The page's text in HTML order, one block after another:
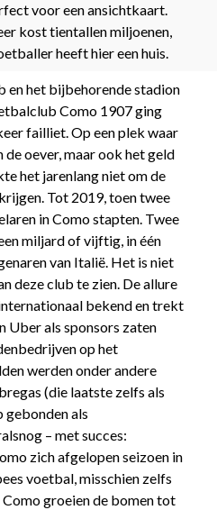
voor een ansichtkaart.
kost tientallen miljoenen,
heeft hier een huis.
en het bijbehorende stadion
Como 1907 ging
failliet. Op een plek waar
oever, maar ook het geld
het jarenlang niet om de
Tot 2019, toen twee
in Como stapten. Twee
miljard of vijftig, in één
van Italië. Het is niet
deze club te zien. De allure
bekend en trekt
Uber als sponsors zaten
op het
werden onder andere
(die laatste zelfs als
gebonden als
– met succes:
zich afgelopen seizoen in
voetbal, misschien zelfs
Como groeien de bomen tot